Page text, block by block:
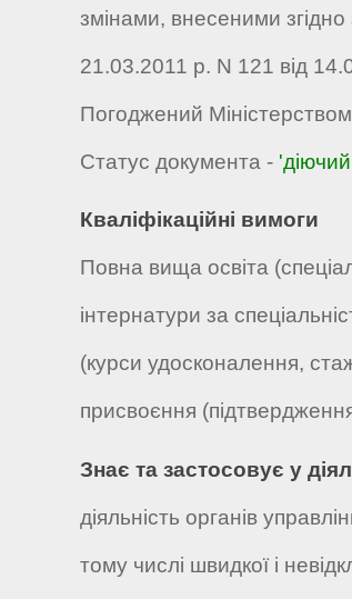
змінами, внесеними
21.03.2011 р. N 121 від
Погоджений Міністерством
Статус документа -
Кваліфікаційні вимоги
Повна вища освіта
інтернатури за
(курси удосконалення,
присвоєння
Знає та застосовує у
діяльність органів
тому числі швидкої і